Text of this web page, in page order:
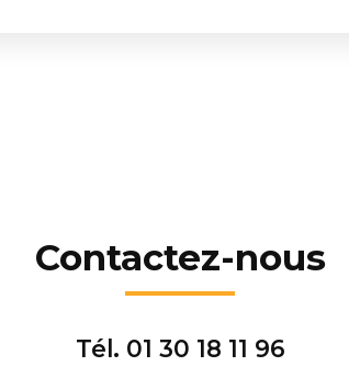
Contactez-nous
Tél. 01 30 18 11 96